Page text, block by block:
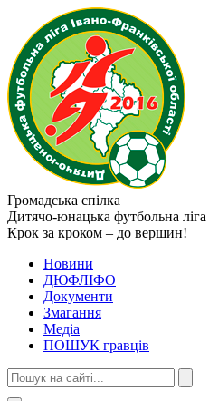
Громадська спілка
Дитячо-юнацька футбольна ліга
Крок за кроком – до вершин!
Новини
ДЮФЛІФО
Документи
Змагання
Медіа
ПОШУК гравців